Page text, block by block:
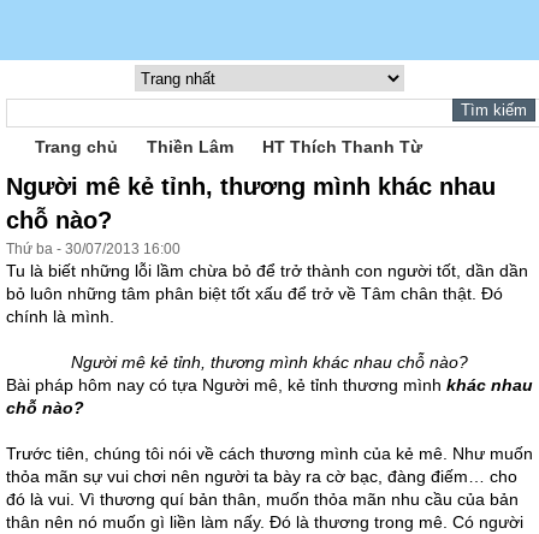
Trang chủ Thiền Lâm HT Thích Thanh Từ
Người mê kẻ tỉnh, thương mình khác nhau
chỗ nào?
Thứ ba - 30/07/2013 16:00
Tu là biết những lỗi lầm chừa bỏ để trở thành con người tốt, dần dần
bỏ luôn những tâm phân biệt tốt xấu để trở về Tâm chân thật. Đó
chính là mình.
Người mê kẻ tỉnh, thương mình khác nhau chỗ nào?
Bài pháp hôm nay có tựa Người mê, kẻ tỉnh thương mình khác nhau
chỗ nào?
Trước tiên, chúng tôi nói về cách thương mình của kẻ mê. Như muốn
thỏa mãn sự vui chơi nên người ta bày ra cờ bạc, đàng điếm… cho
đó là vui. Vì thương quí bản thân, muốn thỏa mãn nhu cầu của bản
thân nên nó muốn gì liền làm nấy. Đó là thương trong mê. Có người